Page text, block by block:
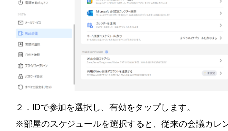
２．IDで参加を選択し、有効をタップします。
※部屋のスケジュールを選択すると、従来の会議カレ